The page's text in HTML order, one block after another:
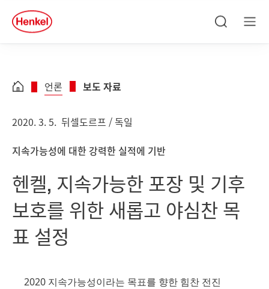
Skip to main content
Skip to footer
quick
search
언론 보도 자료
2020. 3. 5. 뒤셀도르프 / 독일
지속가능성에 대한 강력한 실적에 기반
헨켈, 지속가능한 포장 및 기후
보호를 위한 새롭고 야심찬 목
표 설정
2020 지속가능성이라는 목표를 향한 힘찬 전진